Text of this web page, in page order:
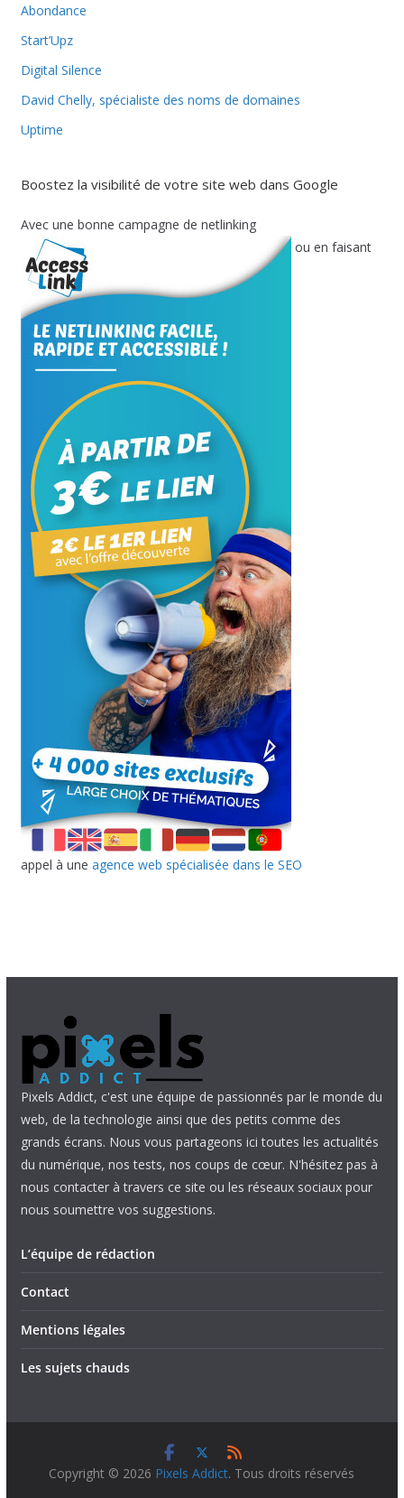
Abondance
Start’Upz
Digital Silence
David Chelly, spécialiste des noms de domaines
Uptime
Boostez la visibilité de votre site web dans Google
Avec une bonne campagne de netlinking
ou en faisant
appel à une agence web spécialisée dans le SEO
Pixels Addict, c'est une équipe de passionnés par le monde du
web, de la technologie ainsi que des petits comme des
grands écrans. Nous vous partageons ici toutes les actualités
du numérique, nos tests, nos coups de cœur. N'hésitez pas à
nous contacter à travers ce site ou les réseaux sociaux pour
nous soumettre vos suggestions.
L’équipe de rédaction
Contact
Mentions légales
Les sujets chauds
Copyright © 2026 Pixels Addict. Tous droits réservés